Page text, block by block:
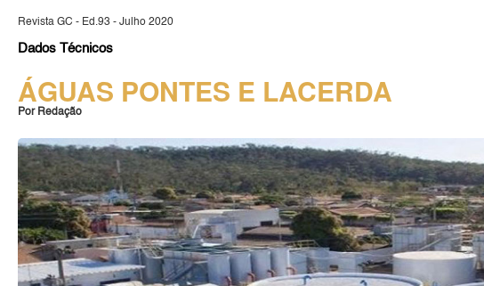
Revista GC - Ed.93 - Julho 2020
Dados Técnicos
ÁGUAS PONTES E LACERDA
Por Redação